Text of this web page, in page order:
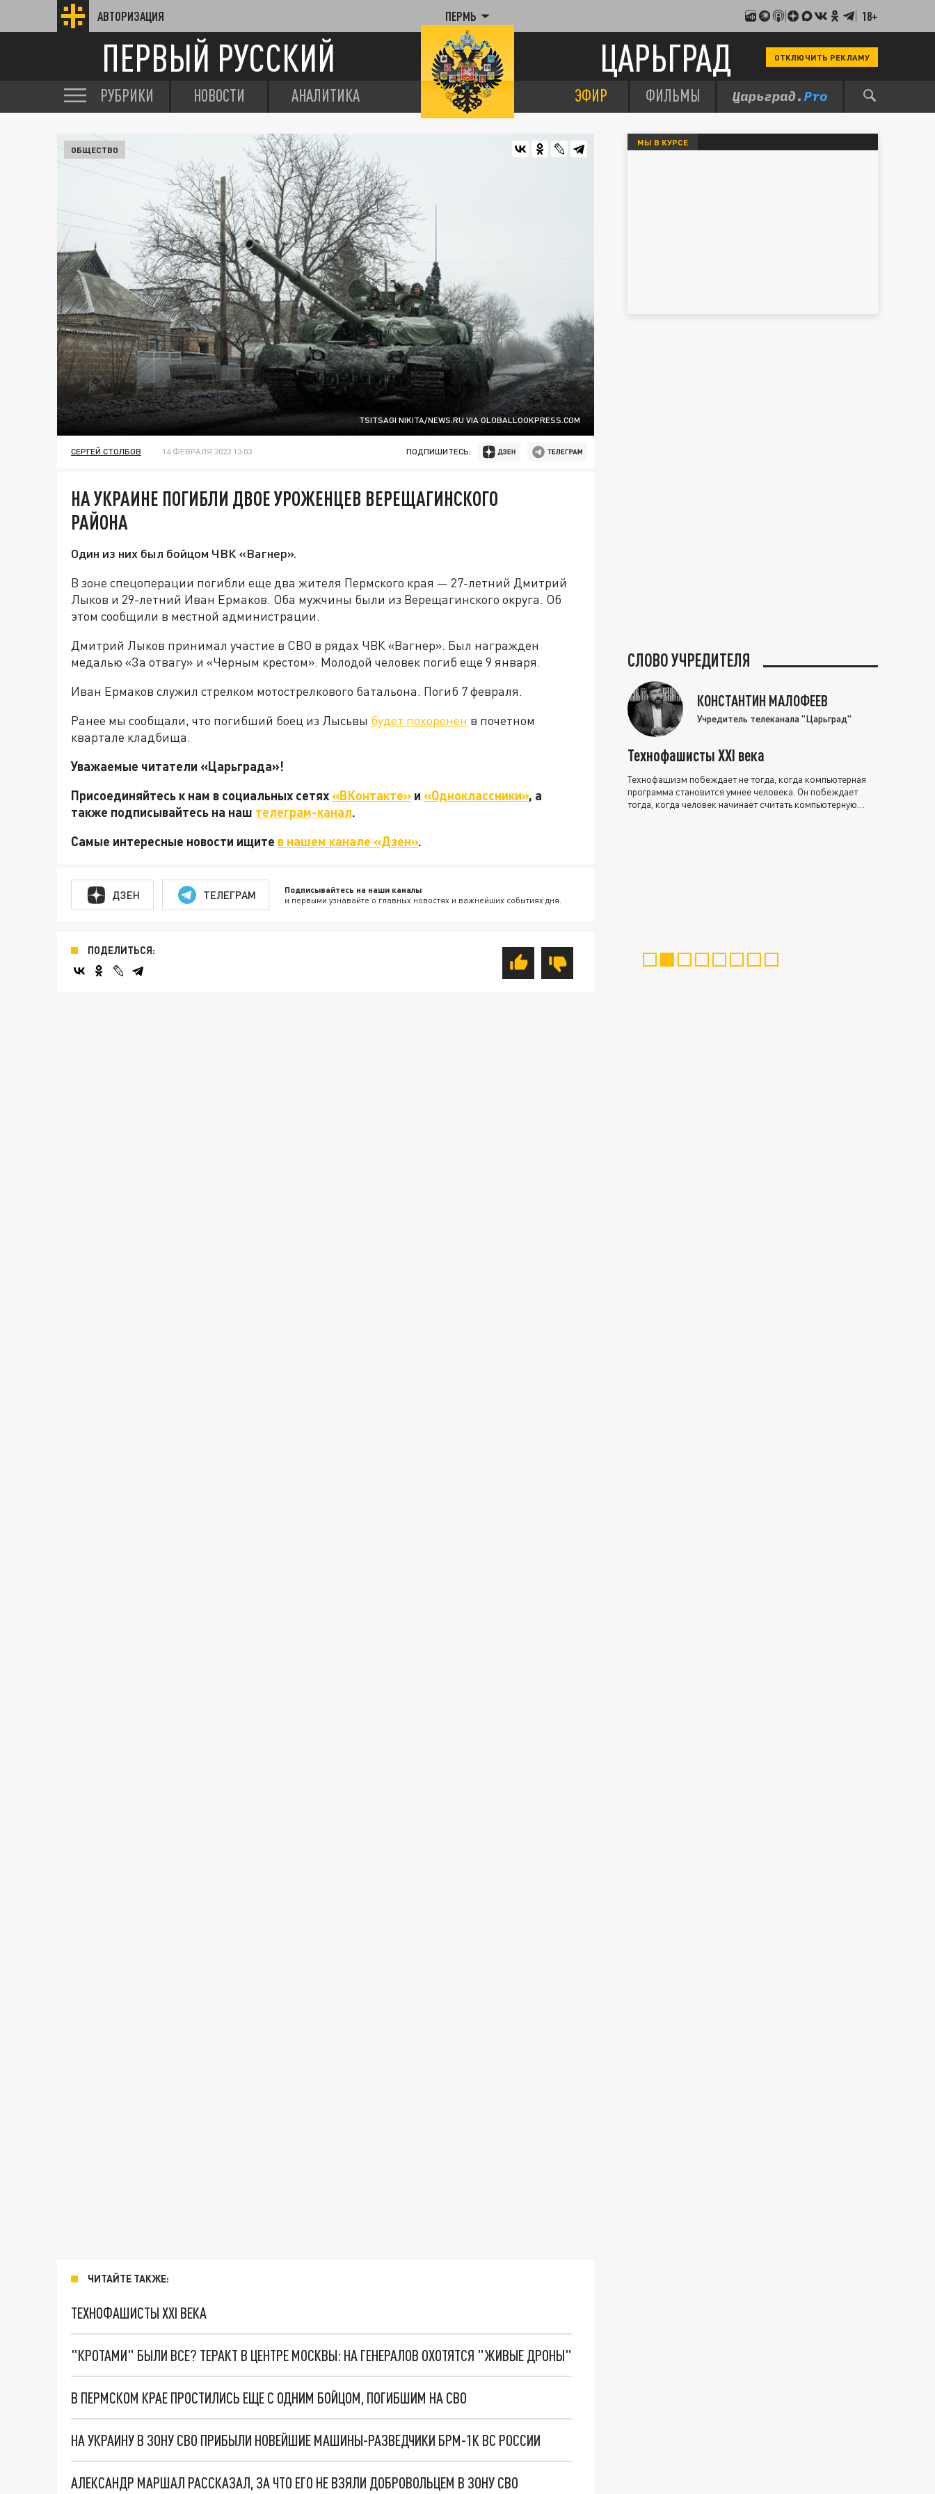
АВТОРИЗАЦИЯ ПЕРМЬ 18+
ПЕРВЫЙ РУССКИЙ ЦАРЬГРАД ОТКЛЮЧИТЬ РЕКЛАМУ
РУБРИКИ НОВОСТИ АНАЛИТИКА ЭФИР ФИЛЬМЫ
TSITSAGI NIKITA/NEWS.RU VIA GLOBALLOOKPRESS.COM
ОБЩЕСТВО
СЕРГЕЙ СТОЛБОВ 14 ФЕВРАЛЯ 2023 13:03 ПОДПИШИТЕСЬ:
НА УКРАИНЕ ПОГИБЛИ ДВОЕ УРОЖЕНЦЕВ ВЕРЕЩАГИНСКОГО
РАЙОНА
Один из них был бойцом ЧВК «Вагнер».
В зоне спецоперации погибли еще два жителя Пермского края — 27-летний Дмитрий
Лыков и 29-летний Иван Ермаков. Оба мужчины были из Верещагинского округа. Об
этом сообщили в местной администрации.
Дмитрий Лыков принимал участие в СВО в рядах ЧВК «Вагнер». Был награжден
медалью «За отвагу» и «Черным крестом». Молодой человек погиб еще 9 января.
Иван Ермаков служил стрелком мотострелкового батальона. Погиб 7 февраля.
Ранее мы сообщали, что погибший боец из Лысьвы будет похоронен в почетном
квартале кладбища.
Уважаемые читатели «Царьграда»!
Присоединяйтесь к нам в социальных сетях«ВКонтакте» и «Одноклассники», а
также подписывайтесь на наш телеграм-канал.
Самые интересные новости ищите в нашем канале «Дзен».
ДЗЕН ТЕЛЕГРАМ Подписывайтесь на наши каналы
и первыми узнавайте о главных новостях и важнейших событиях дня.
ПОДЕЛИТЬСЯ:
ЧИТАЙТЕ ТАКЖЕ:
ТЕХНОФАШИСТЫ XXI ВЕКА
"КРОТАМИ" БЫЛИ ВСЕ? ТЕРАКТ В ЦЕНТРЕ МОСКВЫ: НА ГЕНЕРАЛОВ ОХОТЯТСЯ "ЖИВЫЕ ДРОНЫ"
В ПЕРМСКОМ КРАЕ ПРОСТИЛИСЬ ЕЩЕ С ОДНИМ БОЙЦОМ, ПОГИБШИМ НА СВО
НА УКРАИНУ В ЗОНУ СВО ПРИБЫЛИ НОВЕЙШИЕ МАШИНЫ-РАЗВЕДЧИКИ БРМ-1К ВС РОССИИ
АЛЕКСАНДР МАРШАЛ РАССКАЗАЛ, ЗА ЧТО ЕГО НЕ ВЗЯЛИ ДОБРОВОЛЬЦЕМ В ЗОНУ СВО
МЫ В КУРСЕ
СЛОВО УЧРЕДИТЕЛЯ
КОНСТАНТИН МАЛОФЕЕВ
Учредитель телеканала "Царьград"
Технофашисты XXI века
Технофашизм побеждает не тогда, когда компьютерная
программа становится умнее человека. Он побеждает
тогда, когда человек начинает считать компьютерную